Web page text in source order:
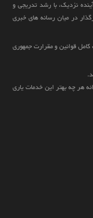
راضی
با
پلیس در
نزدیک، با رشد تدریجی و
در میان رسانه های خبری
کامل قوانین و مقرارت جمهوری
هر چه بهتر این خدمات یاری